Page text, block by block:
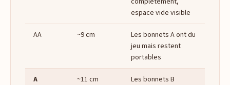
espace vide visible
AA ~9 cm
Les bonnets A ont du
jeu mais restent
portables
A ~11 cm
Les bonnets B